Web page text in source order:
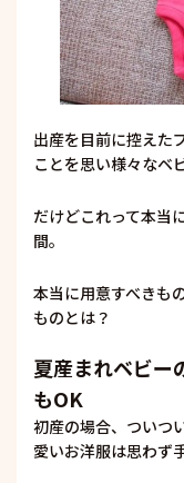
出産を目前に控えた
ことを思い様々なベ
だけどこれって本当
間。
本当に用意すべきも
ものとは？
夏産まれベビー
もOK
初産の場合、ついつ
愛いお洋服は思わず